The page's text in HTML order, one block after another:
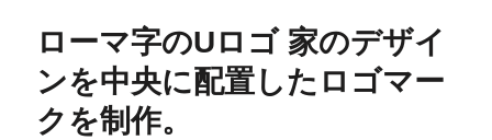
ローマ字のUロゴ 家のデザイ
ンを中央に配置したロゴマー
クを制作。